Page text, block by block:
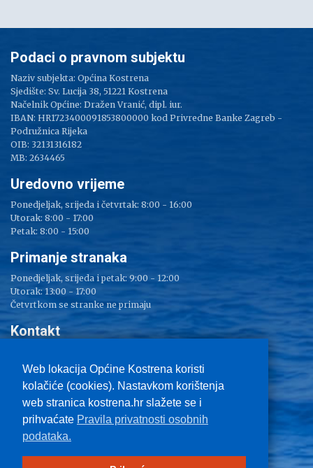
Web lokacija Općine Kostrena koristi
kolačiće (cookies). Nastavkom korištenja
web stranica kostrena.hr slažete se i
prihvaćate Pravila privatnosti osobnih
podataka.
Podaci o pravnom subjektu
Naziv subjekta: Općina Kostrena
Sjedište: Sv. Lucija 38, 51221 Kostrena
Načelnik Općine: Dražen Vranić, dipl. iur.
IBAN: HR1723400091853800000 kod Privredne Banke Zagreb -
Podružnica Rijeka
OIB: 32131316182
MB: 2634465
Uredovno vrijeme
Ponedjeljak, srijeda i četvrtak: 8:00 - 16:00
Utorak: 8:00 - 17:00
Petak: 8:00 - 15:00
Primanje stranaka
Ponedjeljak, srijeda i petak: 9:00 - 12:00
Utorak: 13:00 - 17:00
Četvrtkom se stranke ne primaju
Kontakt
Tel: 051/ 209 000
Fax: 051/ 289 400
E-mail:kostrena@kostrena.hr
Kontakt informacije
Uvjeti korištenja
Pravo na pristup informacijama
Zaštita privatnosti